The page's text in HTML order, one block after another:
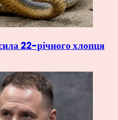
22-річного хлопця